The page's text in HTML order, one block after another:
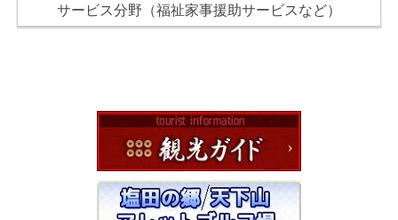
サービス分野（福祉家事援助サービスなど）